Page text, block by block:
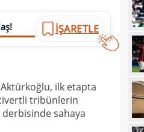
İŞARETLE
ilk etapta
tribünlerin
sahaya